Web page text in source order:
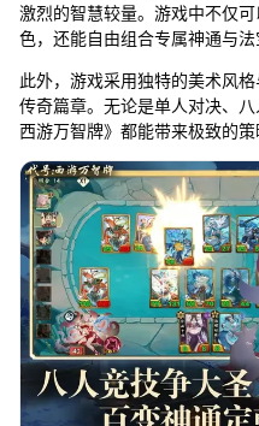
激烈的智慧较量。游戏中不仅
色，还能自由组合专属神通与法
此外，游戏采用独特的美术风
传奇篇章。无论是单人对决、
西游万智牌》都能带来极致的策